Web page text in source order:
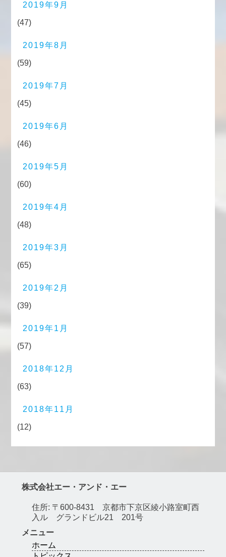
2019年9月
(47)
2019年8月
(59)
2019年7月
(45)
2019年6月
(46)
2019年5月
(60)
2019年4月
(48)
2019年3月
(65)
2019年2月
(39)
2019年1月
(57)
2018年12月
(63)
2018年11月
(12)
株式会社エー・アンド・エー
住所: 〒600-8431 京都市下京区綾小路室町西
入ル グランドビル21 201号
メニュー
ホーム